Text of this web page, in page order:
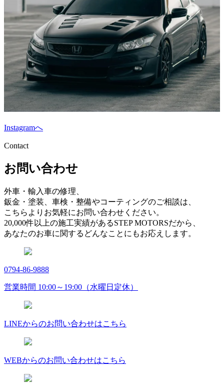
Instagramへ
Contact
お問い合わせ
外車・輸入車の修理、
鈑金・塗装、車検・整備やコーティングのご相談は、
こちらよりお気軽にお問い合わせください。
20,000件以上の施工実績があるSTEP MOTORSだから、
あなたのお車に関するどんなことにもお応えします。
0794-86-9888
営業時間 10:00～19:00（水曜日定休）
LINEからのお問い合わせはこちら
WEBからのお問い合わせはこちら